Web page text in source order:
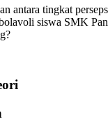
antara tingkat
siswa SMK